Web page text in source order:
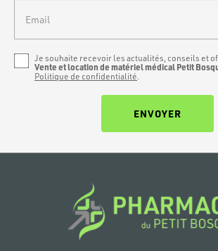
Email
Je souhaite recevoir les actualités, conseils et
Vente et location de matériel médical Petit
Politique de confidentialité